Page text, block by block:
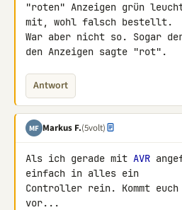
"roten" Anzeigen grün
mit, wohl falsch bestellt.
War aber nicht so. Sogar
den Anzeigen sagte "rot".
Antwort
MF Markus F.(5volt)
Als ich gerade mit AVR
einfach in alles ein
Controller rein. Kommt
vor...